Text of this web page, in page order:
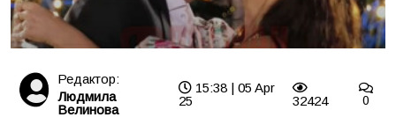
Редактор:
Людмила
Велинова
15:38 | 05 Apr
25
32424 0